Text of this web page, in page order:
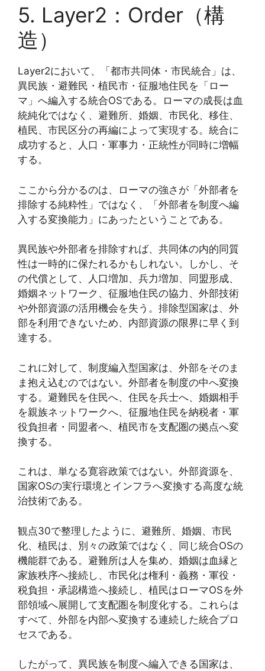
5. Layer2：Order（構
造）
Layer2において、「都市共同体・市民統合」は、
異民族・避難民・植民市・征服地住民を「ロー
マ」へ編入する統合OSである。ローマの成長は血
統純化ではなく、避難所、婚姻、市民化、移住、
植民、市民区分の再編によって実現する。統合に
成功すると、人口・軍事力・正統性が同時に増幅
する。
ここから分かるのは、ローマの強さが「外部者を
排除する純粋性」ではなく、「外部者を制度へ編
入する変換能力」にあったということである。
異民族や外部者を排除すれば、共同体の内的同質
性は一時的に保たれるかもしれない。しかし、そ
の代償として、人口増加、兵力増加、同盟形成、
婚姻ネットワーク、征服地住民の協力、外部技術
や外部資源の活用機会を失う。排除型国家は、外
部を利用できないため、内部資源の限界に早く到
達する。
これに対して、制度編入型国家は、外部をそのま
ま抱え込むのではない。外部者を制度の中へ変換
する。避難民を住民へ、住民を兵士へ、婚姻相手
を親族ネットワークへ、征服地住民を納税者・軍
役負担者・同盟者へ、植民市を支配圏の拠点へ変
換する。
これは、単なる寛容政策ではない。外部資源を、
国家OSの実行環境とインフラへ変換する高度な統
治技術である。
観点30で整理したように、避難所、婚姻、市民
化、植民は、別々の政策ではなく、同じ統合OSの
機能群である。避難所は人を集め、婚姻は血縁と
家族秩序へ接続し、市民化は権利・義務・軍役・
税負担・承認構造へ接続し、植民はローマOSを外
部領域へ展開して支配圏を制度化する。これらは
すべて、外部を内部へ変換する連続した統合プロ
セスである。
したがって、異民族を制度へ編入できる国家は、